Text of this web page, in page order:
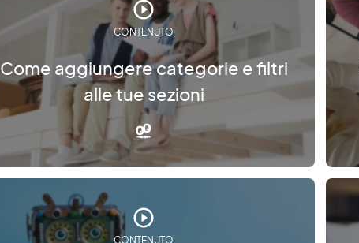
CONTENUTO
Come aggiungere categorie e filtri
alle tue sezioni
CONTENUTO